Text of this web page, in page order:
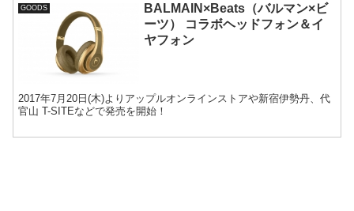
GOODS
BALMAIN×Beats（バルマン×ビ
ーツ） コラボヘッドフォン＆イ
ヤフォン
2017年7月20日(木)よりアップルオンラインストアや新宿伊勢丹、代
官山 T-SITEなどで発売を開始！